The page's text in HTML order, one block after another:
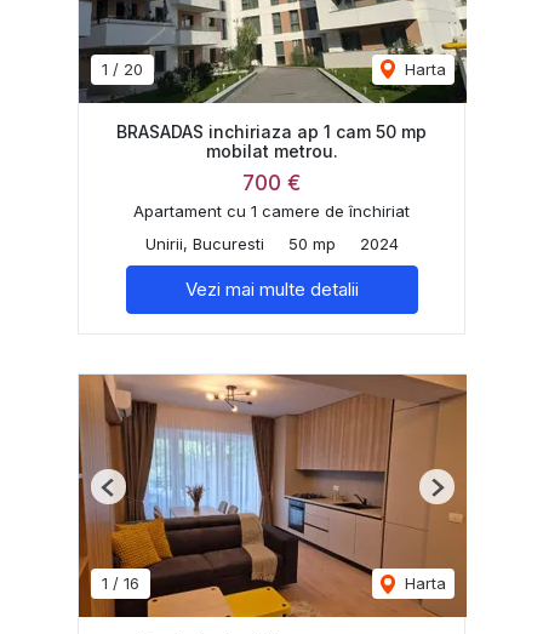
1 / 20 Harta
BRASADAS inchiriaza ap 1 cam 50 mp
mobilat metrou.
700 €
Apartament cu 1 camere de închiriat
Unirii, Bucuresti
50 mp 2024
Vezi mai multe detalii
1 / 16 Harta
Previous Next